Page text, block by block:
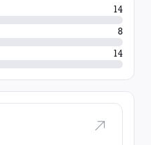
14
8
14